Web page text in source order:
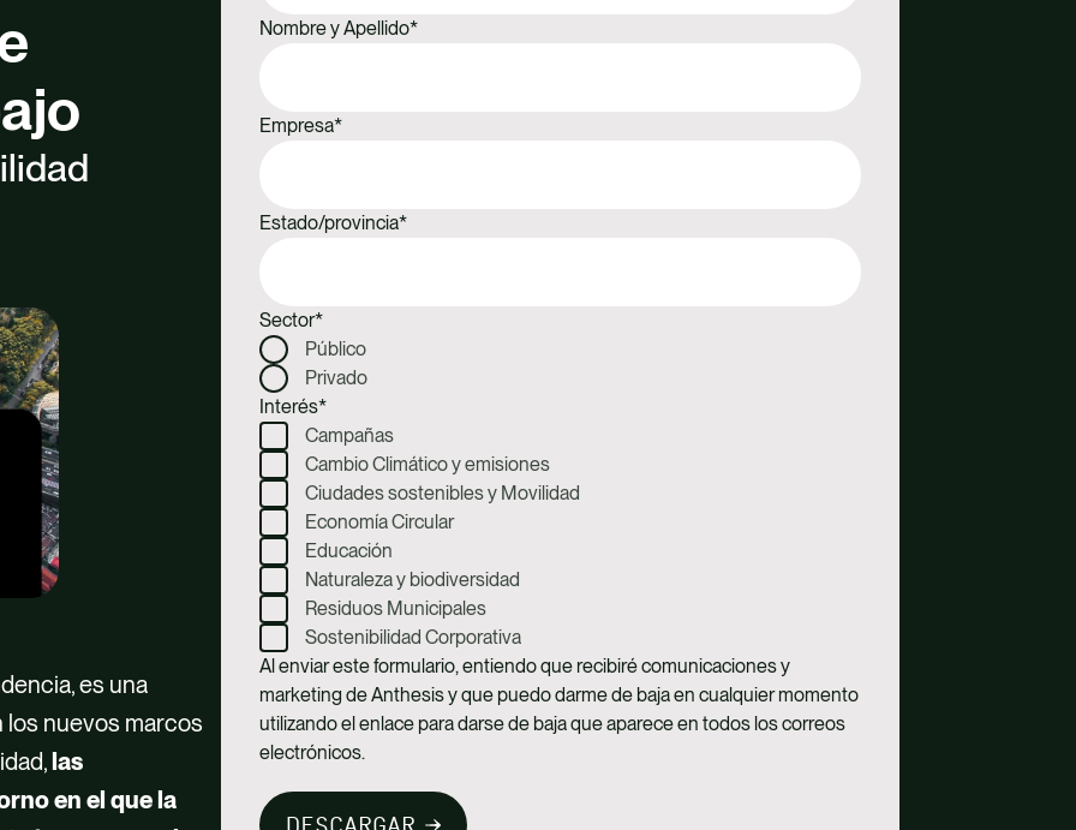
es una
los nuevos marcos
las
en el que la
Nombre y Apellido*
Empresa*
Estado/provincia*
Sector*
Público
Privado
Interés*
Campañas
Cambio Climático y emisiones
Ciudades sostenibles y Movilidad
Economía Circular
Educación
Naturaleza y biodiversidad
Residuos Municipales
Sostenibilidad Corporativa
Al enviar este formulario, entiendo que recibiré comunicaciones y
marketing de Anthesis y que puedo darme de baja en cualquier momento
utilizando el enlace para darse de baja que aparece en todos los correos
electrónicos.